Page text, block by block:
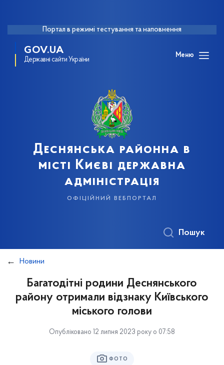
Портал в режимі тестування та наповнення
GOV.UA
Державні сайти України
Меню
Деснянська районна в
місті Києві державна
адміністрація
офіційний вебпортал
Пошук
Новини
Багатодітні родини Деснянського
району отримали відзнаку Київського
міського голови
Опубліковано 12 липня 2023 року о 07:58
ФОТО